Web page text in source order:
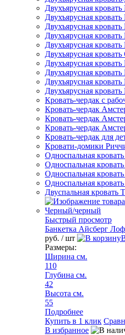
Двухъярусная
Двухъярусная
Двухъярусная кровать
Двухъярусная кровать
Двухъярусная кровать
Двухъярусная
Двухъярусная
Двухъярусная
Двухъярусная
Двухъярусная
Кровать-чердак с
Кровать-чердак
Кровать-чердак
Кровать-чердак
Кровать-чердак для
Кровати-домики
Односпальная
Односпальная
Односпальная
Односпальная
Двуспальная кровать
Быстрый просмотр
Банкетка Айсберг
руб. / шт
Размеры:
Ширина см.
110
Глубина см.
42
Высота см.
55
Подробнее
Купить в 1 клик
В избранное